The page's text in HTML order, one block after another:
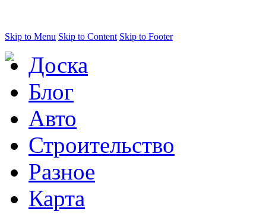
Skip to Menu Skip to Content Skip to Footer
Доска
Блог
Авто
Строительство
Разное
Карта